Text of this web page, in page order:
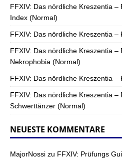
FFXIV: Das nördliche Kreszentia
Index (Normal)
FFXIV: Das nördliche Kreszentia
FFXIV: Das nördliche Kreszentia
Nekrophobia (Normal)
FFXIV: Das nördliche Kreszentia
FFXIV: Das nördliche Kreszentia
Schwerttänzer (Normal)
NEUESTE KOMMENTARE
MajorNossi zu FFXIV: Prüfungs